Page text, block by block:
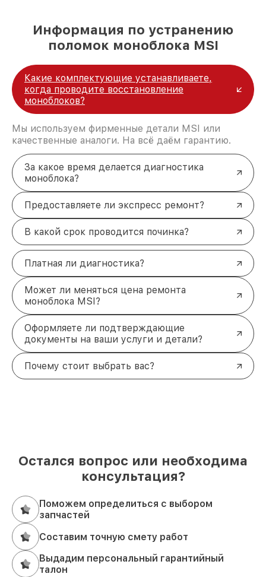
Информация по устранению
поломок моноблока MSI
Какие комплектующие устанавливаете,
когда проводите восстановление
моноблоков?
Мы используем фирменные детали MSI или
качественные аналоги. На всё даём гарантию.
За какое время делается диагностика
моноблока?
Предоставляете ли экспресс ремонт?
В какой срок проводится починка?
Платная ли диагностика?
Может ли меняться цена ремонта
моноблока MSI?
Оформляете ли подтверждающие
документы на ваши услуги и детали?
Почему стоит выбрать вас?
Остался вопрос или необходима
консультация?
Поможем определиться с выбором
запчастей
Составим точную смету работ
Выдадим персональный гарантийный
талон